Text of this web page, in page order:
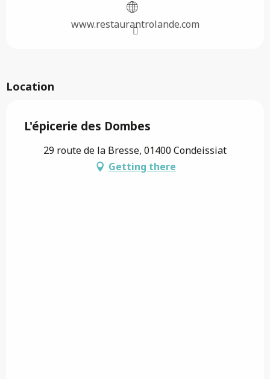
www.restaurantrolande.com
Location
L'épicerie des Dombes
29 route de la Bresse, 01400 Condeissiat
Getting there